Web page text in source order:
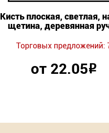
Кисть плоская, светлая,
щетина, деревянная
Торговых предложений:
от 22.05Р